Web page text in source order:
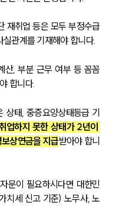
재취업 등은 모두 부정수급
관계를 기재해야 합니다.
산, 부분 근무 여부 등 꼼꼼
합니다.
태, 중증요양상태등급 기
업하지 못한 상태가 2년이
상연금을 지급받아야 합니
문이 필요하시다면 대한민
치세 신고 기준) 노무사, 노